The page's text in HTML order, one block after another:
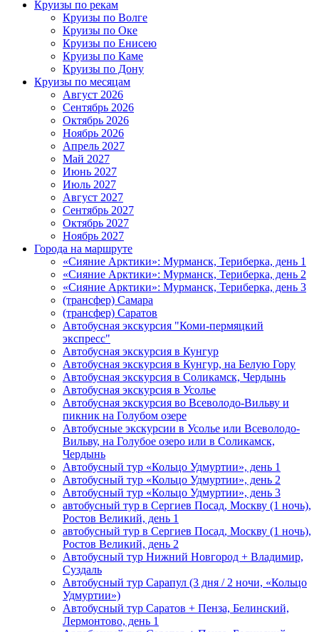
Круизы по рекам
Круизы по Волге
Круизы по Оке
Круизы по Енисею
Круизы по Каме
Круизы по Дону
Круизы по месяцам
Август 2026
Сентябрь 2026
Октябрь 2026
Ноябрь 2026
Апрель 2027
Май 2027
Июнь 2027
Июль 2027
Август 2027
Сентябрь 2027
Октябрь 2027
Ноябрь 2027
Города на маршруте
«Сияние Арктики»: Мурманск, Териберка, день 1
«Сияние Арктики»: Мурманск, Териберка, день 2
«Сияние Арктики»: Мурманск, Териберка, день 3
(трансфер) Самара
(трансфер) Саратов
Автобусная экскурсия "Коми-пермяцкий
экспресс"
Автобусная экскурсия в Кунгур
Автобусная экскурсия в Кунгур, на Белую Гору
Автобусная экскурсия в Соликамск, Чердынь
Автобусная экскурсия в Усолье
Автобусная экскурсия во Всеволодо-Вильву и
пикник на Голубом озере
Автобусные экскурсии в Усолье или Всеволодо-
Вильву, на Голубое озеро или в Соликамск,
Чердынь
Автобусный тур «Кольцо Удмуртии», день 1
Автобусный тур «Кольцо Удмуртии», день 2
Автобусный тур «Кольцо Удмуртии», день 3
автобусный тур в Сергиев Посад, Москву (1 ночь),
Ростов Великий, день 1
автобусный тур в Сергиев Посад, Москву (1 ночь),
Ростов Великий, день 2
Автобусный тур Нижний Новгород + Владимир,
Суздаль
Автобусный тур Сарапул (3 дня / 2 ночи, «Кольцо
Удмуртии»)
Автобусный тур Саратов + Пенза, Белинский,
Лермонтово, день 1